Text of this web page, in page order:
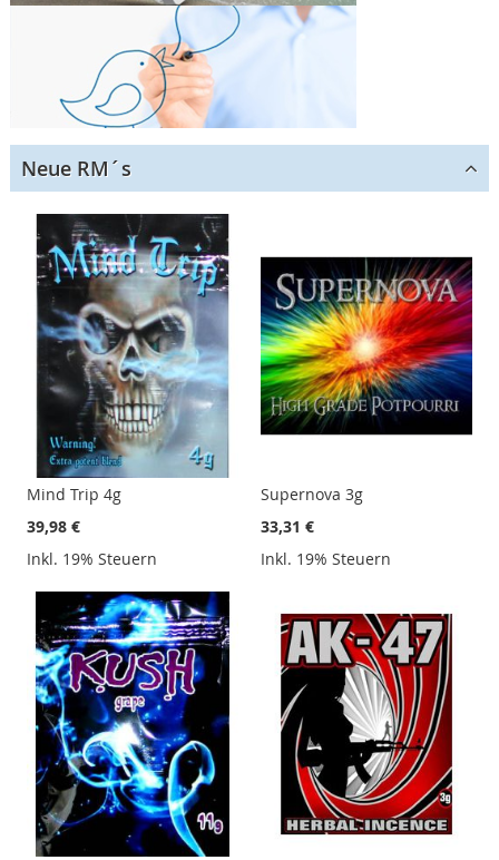
Neue RM´s
Mind Trip 4g
39,98 €
Inkl. 19% Steuern
Supernova 3g
33,31 €
Inkl. 19% Steuern